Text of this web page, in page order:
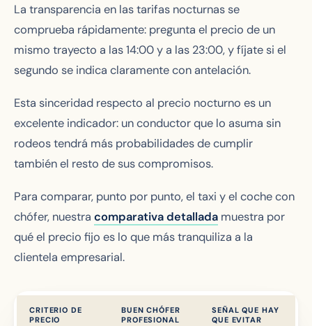
La transparencia en las tarifas nocturnas se
comprueba rápidamente: pregunta el precio de un
mismo trayecto a las 14:00 y a las 23:00, y fíjate si el
segundo se indica claramente con antelación.
Esta sinceridad respecto al precio nocturno es un
excelente indicador: un conductor que lo asuma sin
rodeos tendrá más probabilidades de cumplir
también el resto de sus compromisos.
Para comparar, punto por punto, el taxi y el coche con
chófer, nuestra comparativa detallada muestra por
qué el precio fijo es lo que más tranquiliza a la
clientela empresarial.
CRITERIO DE
PRECIO
BUEN CHÓFER
PROFESIONAL
SEÑAL QUE HAY
QUE EVITAR